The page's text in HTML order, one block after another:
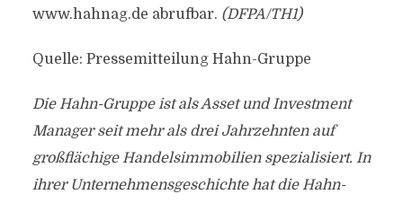
www.hahnag.de abrufbar. (DFPA/TH1)
Quelle: Pressemitteilung Hahn-Gruppe
Die Hahn-Gruppe ist als Asset und Investment
Manager seit mehr als drei Jahrzehnten auf
großflächige Handelsimmobilien spezialisiert. In
ihrer Unternehmensgeschichte hat die Hahn-